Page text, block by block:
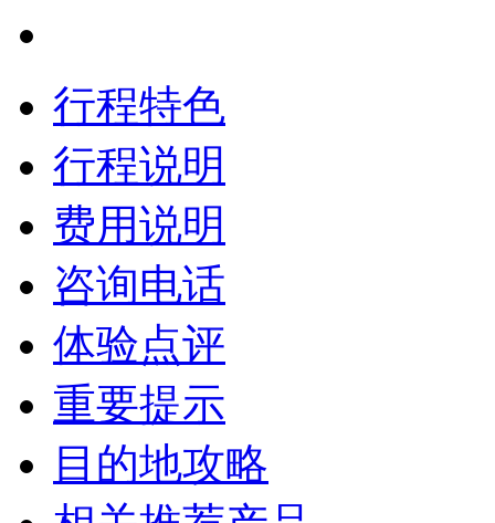
行程特色
行程说明
费用说明
咨询电话
体验点评
重要提示
目的地攻略